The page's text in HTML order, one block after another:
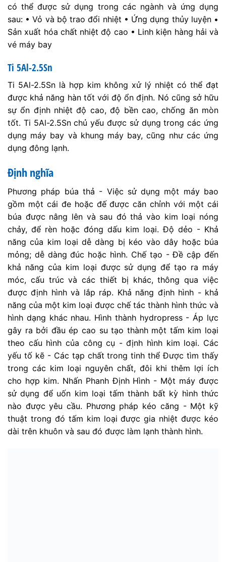
có thể được sử dụng trong các ngành và ứng dụng
sau: • Vỏ và bộ trao đổi nhiệt • Ứng dụng thủy luyện •
Sản xuất hóa chất nhiệt độ cao • Linh kiện hàng hải và
vé máy bay
Ti 5Al-2.5Sn
Ti 5Al-2.5Sn là hợp kim không xử lý nhiệt có thể đạt
được khả năng hàn tốt với độ ổn định. Nó cũng sở hữu
sự ổn định nhiệt độ cao, độ bền cao, chống ăn mòn
tốt. Ti 5Al-2.5Sn chủ yếu được sử dụng trong các ứng
dụng máy bay và khung máy bay, cũng như các ứng
dụng đông lạnh.
Định nghĩa
Phương pháp búa thả - Việc sử dụng một máy bao
gồm một cái đe hoặc đế được căn chỉnh với một cái
búa được nâng lên và sau đó thả vào kim loại nóng
chảy, để rèn hoặc đóng dấu kim loại. Độ dẻo - Khả
năng của kim loại dễ dàng bị kéo vào dây hoặc búa
mỏng; dễ dàng đúc hoặc hình. Chế tạo - Đề cập đến
khả năng của kim loại được sử dụng để tạo ra máy
móc, cấu trúc và các thiết bị khác, thông qua việc
được định hình và lắp ráp. Khả năng định hình - khả
năng của một kim loại được chế tác thành hình thức và
hình dạng khác nhau. Hình thành hydropress - Áp lực
gây ra bởi đầu ép cao su tạo thành một tấm kim loại
theo cấu hình của công cụ - định hình kim loại. Các
yếu tố kẽ - Các tạp chất trong tinh thể Được tìm thấy
trong các kim loại nguyên chất, đôi khi thêm lợi ích
cho hợp kim. Nhấn Phanh Định Hình - Một máy được
sử dụng để uốn kim loại tấm thành bất kỳ hình thức
nào được yêu cầu. Phương pháp kéo căng - Một kỹ
thuật trong đó tấm kim loại được gia nhiệt được kéo
dài trên khuôn và sau đó được làm lạnh thành hình.